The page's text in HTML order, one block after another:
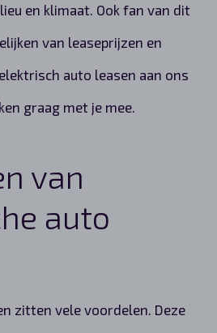
en klimaat. Ook fan van dit
van leaseprijzen en
auto leasen aan ons
graag met je mee.
van
auto
zitten vele voordelen. Deze